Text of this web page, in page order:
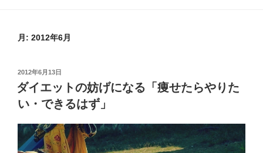
月: 2012年6月
投
稿
日:
2012年6月13日
ダイエットの妨げになる「痩せたらやりた
い・できるはず」